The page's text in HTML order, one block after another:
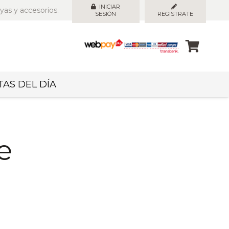
y accesorios.
INICIAR
SESIÓN
REGISTRATE
DEL DÍA